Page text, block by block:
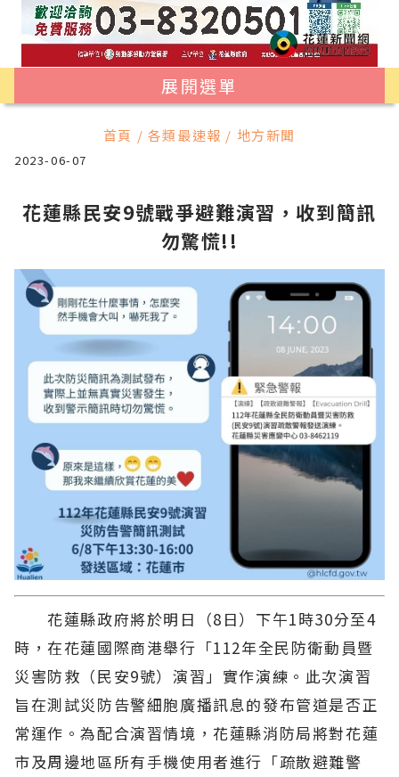
展開選單
首頁 / 各類最速報 / 地方新聞
2023-06-07
花蓮縣民安9號戰爭避難演習，收到簡訊
勿驚慌!!
花蓮縣政府將於明日（8日）下午1時30分至4
時，在花蓮國際商港舉行「112年全民防衛動員暨
災害防救（民安9號）演習」實作演練。此次演習
旨在測試災防告警細胞廣播訊息的發布管道是否正
常運作。為配合演習情境，花蓮縣消防局將對花蓮
市及周邊地區所有手機使用者進行「疏散避難警